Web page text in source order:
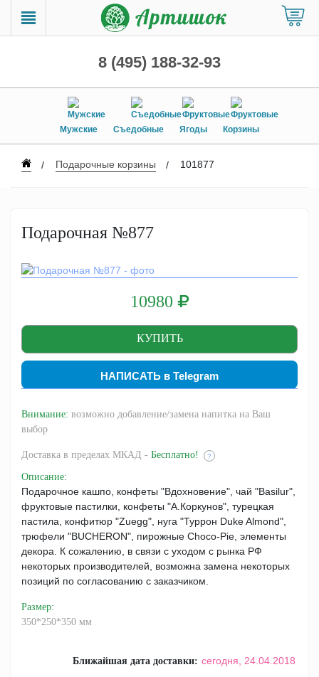
8 (495) 188-32-93
Мужские Съедобные Ягоды Корзины
Подарочные корзины 101877
Подарочная №877
10980
НАПИСАТЬ в Telegram
Внимание: возможно добавление/замена напитка на Ваш
выбор
Доставка в пределах МКАД - Бесплатно! ?
Описание:
Подарочное кашпо, конфеты "Вдохновение", чай "Basilur",
фруктовые пастилки, конфеты "А.Коркунов", турецкая
пастила, конфитюр "Zuegg", нуга "Туррон Duke Almond",
трюфели "BUCHERON", пирожные Choco-Pie, элементы
декора. К сожалению, в связи с уходом с рынка РФ
некоторых производителей, возможна замена некоторых
позиций по согласованию с заказчиком.
Размер:
350*250*350 мм
Ближайшая дата доставки: сегодня, 24.04.2018